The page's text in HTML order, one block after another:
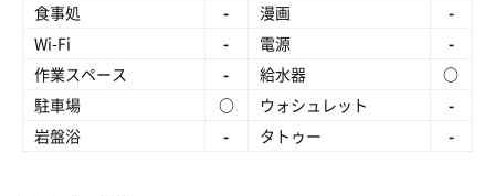
食事処
- 漫画
-
Wi-Fi
- 電源
-
作業スペース
- 給水器
○
駐車場
○ ウォシュレット
-
岩盤浴
- タトゥー -